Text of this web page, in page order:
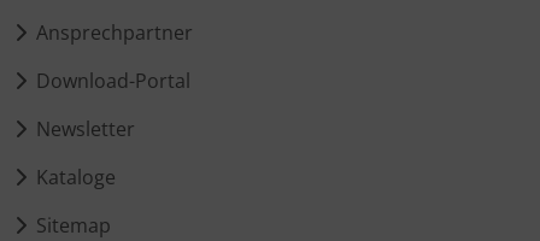
Ansprechpartner
Download-Portal
Newsletter
Kataloge
Sitemap